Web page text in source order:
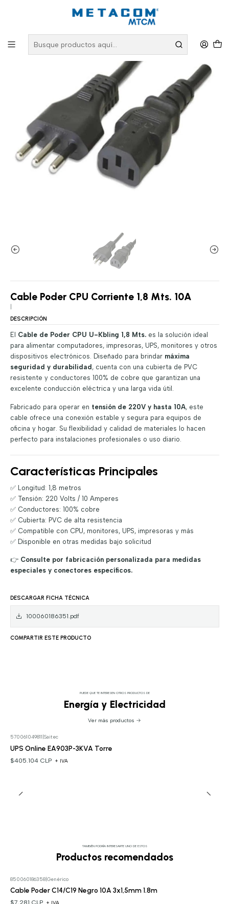
Ukbling Cable Poder CPU Corriente 1,8 Mts. 10A
Cable Poder CPU Corriente 1,8 Mts. 10A
DESCRIPCIÓN
El Cable de Poder CPU U-Kbling 1,8 Mts.es la solución ideal
para alimentar computadores, impresoras, UPS, monitores y otros
dispositivos electrónicos. Diseñado para brindar máxima
seguridad y durabilidad , cuenta con una cubierta de PVC
resistente y conductores 100% de cobre que garantizan una
excelente conducción eléctrica y una larga vida útil.
Fabricado para operar en tensión de 220V y hasta 10A, este
cable ofrece una conexión estable y segura para equipos de
oficina y hogar. Su flexibilidad y calidad de materiales lo hacen
perfecto para instalaciones profesionales o uso diario.
Características Principales
✅ Longitud: 1,8 metros
✅ Tensión: 220 Volts / 10 Amperes
✅ Conductores: 100% cobre
✅ Cubierta: PVC de alta resistencia
✅ Compatible con CPU, monitores, UPS, impresoras y más
✅ Disponible en otras medidas bajo solicitud
👉 Consulte por fabricación personalizada para medidas
especiales y conectores específicos.
DESCARGAR FICHA TÉCNICA
100060186351.pdf
COMPARTIR ESTE PRODUCTO
PUEDE QUE TE INTERESEN OTROS PRODUCTOS DE
Energía y Electricidad
Ver más productos
570061049811 Saitec
UPS Online EA903P-3KVA Torre
$405.104 CLP + IVA
TAMBIÉN PODRÍA INTERESARTE UNO DE ESTOS
Productos recomendados
850060186358| Genérico
Cable Poder C14/C19 Negro 10A 3x1,5mm 1.8m
$7.281 CLP + IVA